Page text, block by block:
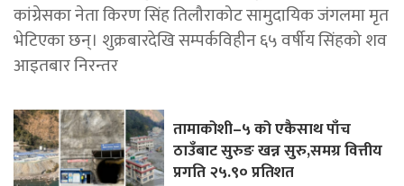
कांग्रेसका नेता किरण सिंह तिलौराकोट सामुदायिक जंगलमा मृत
भेटिएका छन्। शुक्रबारदेखि सम्पर्कविहीन ६५ वर्षीय सिंहको शव
आइतबार निरन्तर
तामाकोशी–५ को एकैसाथ पाँच
ठाउँबाट सुरुङ खन्न सुरु,समग्र वित्तीय
प्रगति २५.९० प्रतिशत